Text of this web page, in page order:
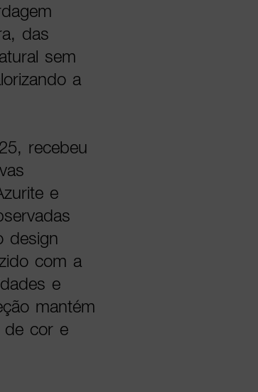
das
sem
a
recebeu
e
design
com a
e
mantém
de cor e